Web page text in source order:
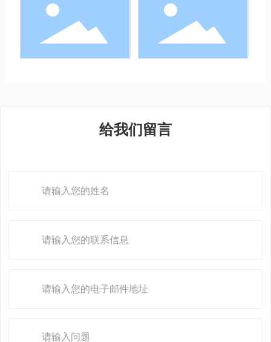
给我们留言